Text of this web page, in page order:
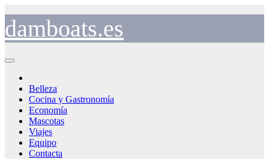
contenido
damboats.es
Belleza
Cocina y Gastronomía
Economía
Mascotas
Viajes
Equipo
Contacta